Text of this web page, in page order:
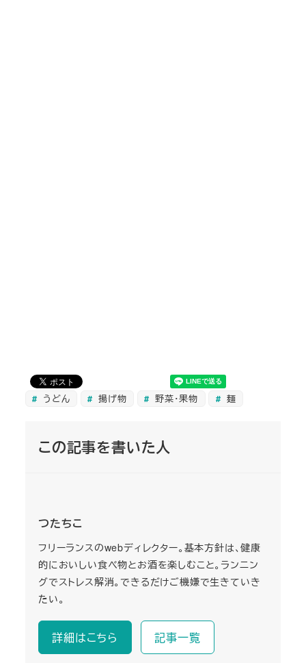
うどん 揚げ物 野菜・果物 麺
この記事を書いた人
つたちこ
フリーランスのwebディレクター。基本方針は、健康
的においしい食べ物とお酒を楽しむこと。ランニン
グでストレス解消。できるだけご機嫌で生きていき
たい。
詳細はこちら 記事一覧